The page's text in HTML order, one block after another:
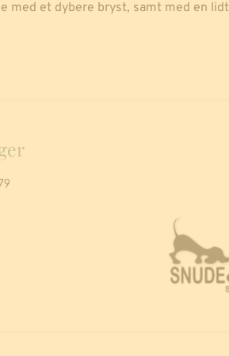
med et dybere bryst, samt med en lidt